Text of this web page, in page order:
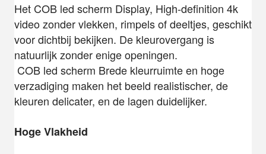
Het COB led scherm Display, High-definition 4k
video zonder vlekken, rimpels of deeltjes, geschikt
voor dichtbij bekijken. De kleurovergang is
natuurlijk zonder enige openingen.
COB led scherm Brede kleurruimte en hoge
verzadiging maken het beeld realistischer, de
kleuren delicater, en de lagen duidelijker.
Hoge Vlakheid